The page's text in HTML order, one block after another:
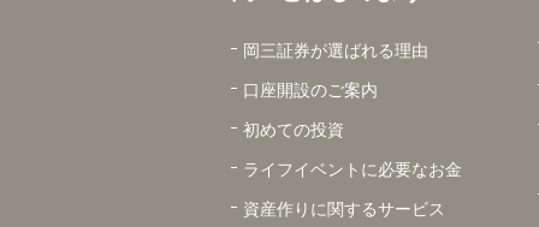
岡三証券が選ばれる理由
口座開設のご案内
初めての投資
ライフイベントに必要なお金
資産作りに関するサービス